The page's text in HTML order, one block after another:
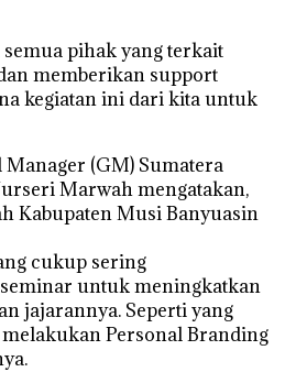
pihak yang terkait
memberikan support
kegiatan ini dari kita untuk
(GM) Sumatera
Marwah mengatakan,
Kabupaten Musi Banyuasin
cukup sering
untuk meningkatkan
jajarannya. Seperti yang
Personal Branding